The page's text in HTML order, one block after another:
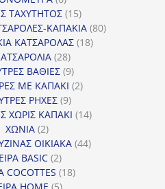
προϊόντα
ΤΑΧΥΤΗΤΟΣ 1515
προϊόντα
ΚΑΠΑΚΙΑ 8080
ΚΑΤΣΑΡΟΛΑΣ 1818
2828
προϊόντα
ΒΑΘΙΕΣ 99
προϊόντα
ΜΕ ΚΑΠΑΚΙ 22
ΡΗΧΕΣ 99
προϊόντα
ΧΩΡΙΣ ΚΑΠΑΚΙ 1414
ΧΩΝΙΑ 22
προϊόντα
ΟΙΚΙΑΚΑ 4444
BASIC 22
προϊόντα
COCOTTES 1818
HOME 55